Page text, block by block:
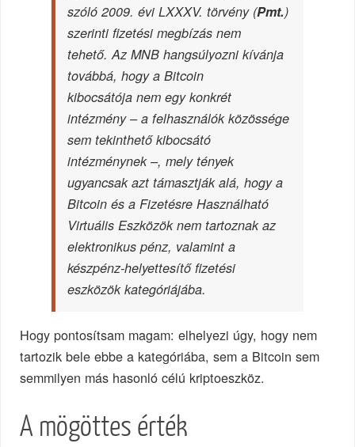
szóló 2009. évi LXXXV. törvény (Pmt.)
szerinti fizetési megbízás nem
tehető. Az MNB hangsúlyozni kívánja
továbbá, hogy a Bitcoin
kibocsátója nem egy konkrét
intézmény – a felhasználók közössége
sem tekinthető kibocsátó
intézménynek –, mely tények
ugyancsak azt támasztják alá, hogy a
Bitcoin és a Fizetésre Használható
Virtuális Eszközök nem tartoznak az
elektronikus pénz, valamint a
készpénz-helyettesítő fizetési
eszközök kategóriájába.
Hogy pontosítsam magam: elhelyezi úgy, hogy nem
tartozik bele ebbe a kategóriába, sem a Bitcoin sem
semmilyen más hasonló célú kriptoeszköz.
A mögöttes érték